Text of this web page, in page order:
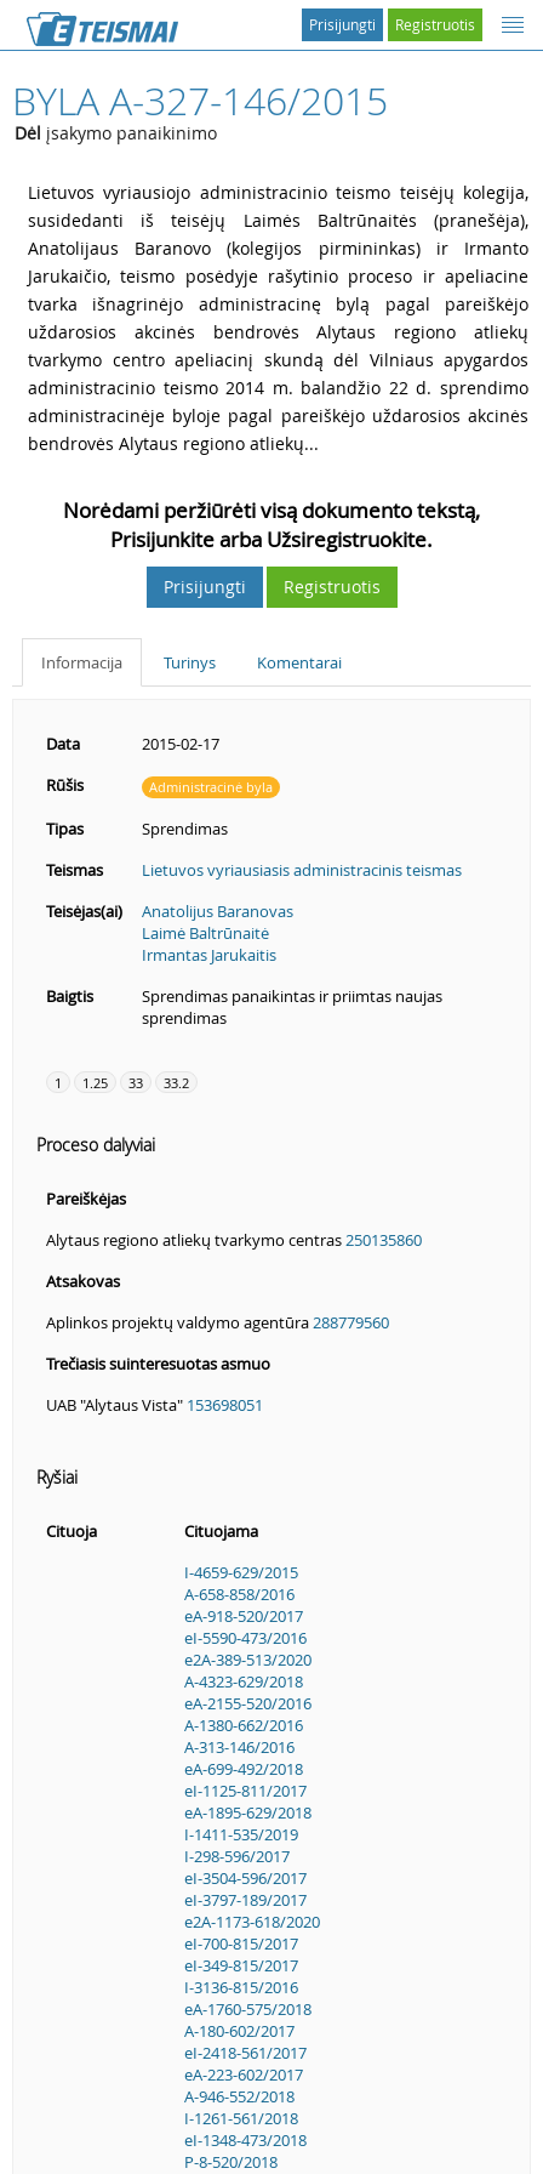
Registruotis
Prisijungti
BYLA A-327-146/2015
Dėl įsakymo panaikinimo
Lietuvos vyriausiojo administracinio teismo teisėjų kolegija,
susidedanti iš teisėjų Laimės Baltrūnaitės (pranešėja),
Anatolijaus Baranovo (kolegijos pirmininkas) ir Irmanto
Jarukaičio, teismo posėdyje rašytinio proceso ir apeliacine
tvarka išnagrinėjo administracinę bylą pagal pareiškėjo
uždarosios akcinės bendrovės Alytaus regiono atliekų
tvarkymo centro apeliacinį skundą dėl Vilniaus apygardos
administracinio teismo 2014 m. balandžio 22 d. sprendimo
administracinėje byloje pagal pareiškėjo uždarosios akcinės
bendrovės Alytaus regiono atliekų...
Norėdami peržiūrėti visą dokumento tekstą,
Prisijunkite arba Užsiregistruokite.
Prisijungti Registruotis
Informacija Turinys Komentarai
Data
2015-02-17
Rūšis
Administracinė byla
Tipas
Sprendimas
Teismas
Lietuvos vyriausiasis administracinis teismas
Teisėjas(ai)
Anatolijus Baranovas
Laimė Baltrūnaitė
Irmantas Jarukaitis
Baigtis
Sprendimas panaikintas ir priimtas naujas
sprendimas
1 1.25 33 33.2
Proceso dalyviai
Pareiškėjas
Alytaus regiono atliekų tvarkymo centras 250135860
Atsakovas
Aplinkos projektų valdymo agentūra 288779560
Trečiasis suinteresuotas asmuo
UAB "Alytaus Vista" 153698051
Ryšiai
Cituoja
Cituojama
I-4659-629/2015
A-658-858/2016
eA-918-520/2017
eI-5590-473/2016
e2A-389-513/2020
A-4323-629/2018
eA-2155-520/2016
A-1380-662/2016
A-313-146/2016
eA-699-492/2018
eI-1125-811/2017
eA-1895-629/2018
I-1411-535/2019
I-298-596/2017
eI-3504-596/2017
eI-3797-189/2017
e2A-1173-618/2020
eI-700-815/2017
eI-349-815/2017
I-3136-815/2016
eA-1760-575/2018
A-180-602/2017
eI-2418-561/2017
eA-223-602/2017
A-946-552/2018
I-1261-561/2018
eI-1348-473/2018
P-8-520/2018